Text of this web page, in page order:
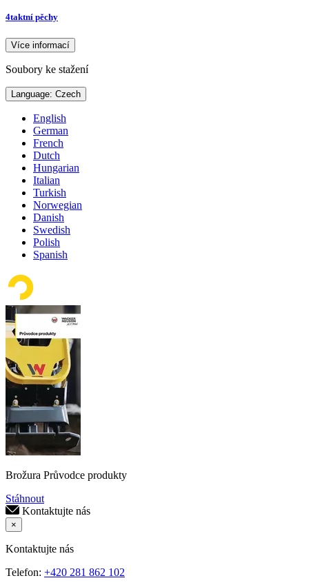
4taktní pěchy
Více informací
Soubory ke stažení
Language: Czech
English
German
French
Dutch
Hungarian
Italian
Turkish
Norwegian
Danish
Swedish
Polish
Spanish
Brožura Průvodce produkty
Stáhnout
Kontaktujte nás
×
Kontaktujte nás
Telefon: +420 281 862 102